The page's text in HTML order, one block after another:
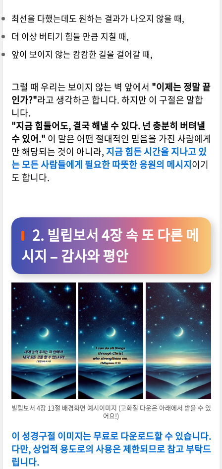
최선을 다했는데도 원하는 결과가 나오지 않을 때,
더 이상 버티기 힘들 만큼 지칠 때,
앞이 보이지 않는 캄캄한 길을 걸어갈 때,
그럴 때 우리는 보이지 않는 벽 앞에서 "이제는 정말 끝
인가?"라고 생각하곤 합니다.하지만 이 구절은 말합
니다.
"지금 힘들어도, 결국 해낼 수 있다. 넌 충분히 버텨낼
수 있어." 이 말은 어떤 절대적인 믿음을 가진 사람에게
만 해당되는 것이 아니라, 지금 힘든 시간을 지나고 있
는 모든 사람들에게 필요한 따뜻한 응원의 메시지이기
도 합니다.
2. 빌립보서 4장 속 또 다른 메
시지 – 감사와 평안
빌립보서 4장 13절 배경화면 예시이미지 (고화질 다운은 아래에서 받을 수 있
어요!)
이 성경구절 이미지는 무료로 다운로드할 수 있습니다.
다만, 상업적 용도로의 사용은 제한되므로 참고 부탁드
립니다.